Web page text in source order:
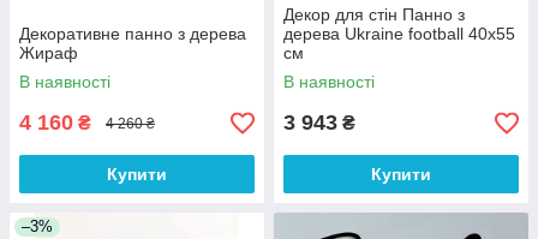
Декоративне панно з дерева
Жираф
В наявності
4 160 ₴ 4 260 ₴
Купити
Декор для стін Панно з
дерева Ukraine football 40х55
см
В наявності
3 943 ₴
Купити
–3%